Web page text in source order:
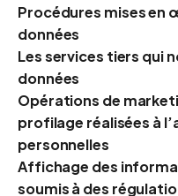
Procédures mises en
données
Les services tiers qui
données
Opérations de
profilage réalisées à
personnelles
Affichage des
soumis à des